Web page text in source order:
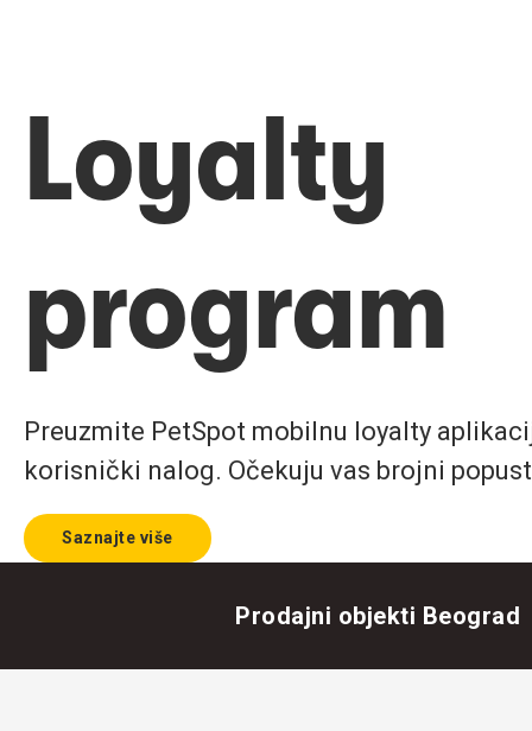
Loyalty
program
Preuzmite PetSpot mobilnu loyalty
korisnički nalog. Očekuju vas brojni
Saznajte više
Prodajni objekti Beograd